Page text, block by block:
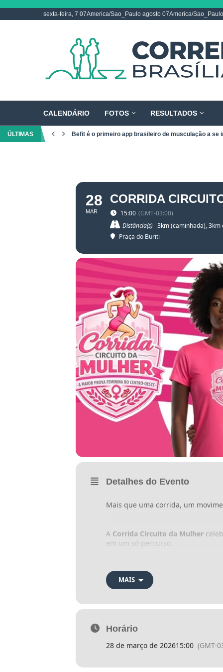
sexta-feira, 7 07America/Sao_Paulo agosto 07America/
CALENDÁRIO FOTOS RESULTADOS
ÚLTIMAS Befit é o primeiro app brasileiro de musculação a se
28
MAR
CORRIDA
15:00 (GMT-03:00)
Distância(s) 3km (caminhada), 3km
Praça do Buriti
Detalhes do Evento
Mais que uma corrida, um
A Corrida Circuito da Mulher
em um só percurso.
“Cada passo é resistência.
Participe de um evento que ocupa
MAIS
Horário
28 de março de 202615:00 (GMT-